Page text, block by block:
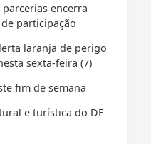
encerra
participação
laranja de perigo
sexta-feira (7)
fim de semana
e turística do DF